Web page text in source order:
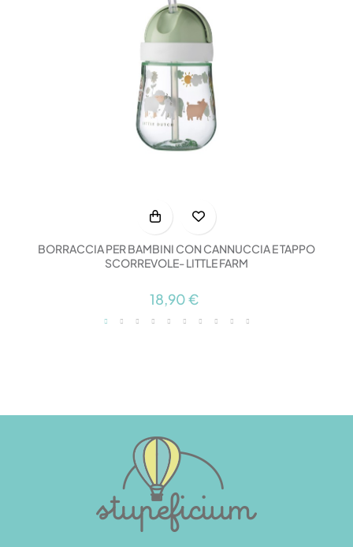
BORRACCIA PER BAMBINI CON CANNUCCIA E TAPPO
SCORREVOLE- LITTLE FARM
18,90 €